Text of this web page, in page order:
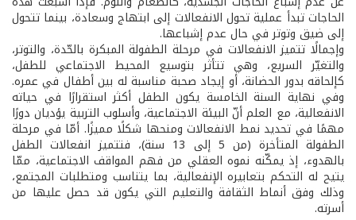
الحاجات تبدأ عملية تحول الانفعالات إلى ابتهاج وسعادة، بينما تتحول
إلى ضيق وتوتر في حال عدم إشباعها.
وإجمالًا تتميز الانفعالات في مرحلة الطفولة المبكرة بالحّدة، والتوتر،
والتغيّر السريع، وهي تتأثر بتوسيع المحيط الاجتماعي للطفل،
كإلحاقه بدور الحضانة، أو إيجاد صحبة مناسبة له بين أطفال في عمره.
وفي نهاية السنة الخامسة يكون الطفل أكثر استقرارًا في حياته
الانفعالية، مع العلم أنّ البيئة الاجتماعية، وأسلوب التربية يؤديان دورًا
مهمًا في تحديد نمط الانفعالات ومنحها شكلًا مميزًا. أمّا في مرحلة
الطفولة المتأخرة (من 5 إلى 13 سنة)، فتتميز انفعالات الطفل
بالهدوء، إذ يمكّنه نموه العقلي من فهم المواقف الاجتماعية، ممّا
يتيح له التحكم بتعابيره الإنفعالية، بما يتناسب ومتطلبات المجتمع،
وذلك وفق أنماط الثقافة والتعليم التي يكون قد حصل عليها من
أسرته.